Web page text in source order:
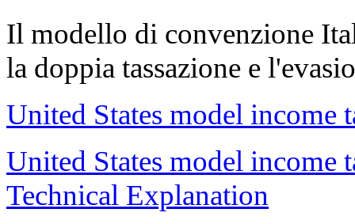
Il modello di convenzione
la doppia tassazione e
United States model income
United States model income
Technical Explanation